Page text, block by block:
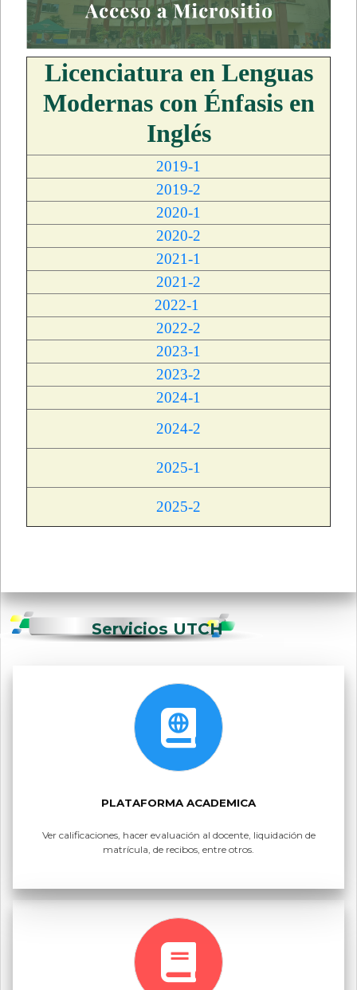
Licenciatura en Lenguas
Modernas con Énfasis en
Inglés
2019-1
2019-2
2020-1
2020-2
2021-1
2021-2
2022-1
2022-2
2023-1
2023-2
2024-1
2024-2
2025-1
2025-2
Servicios UTCH
PLATAFORMA ACADEMICA
Ver calificaciones, hacer evaluación al docente, liquidación de
matrícula, de recibos, entre otros.